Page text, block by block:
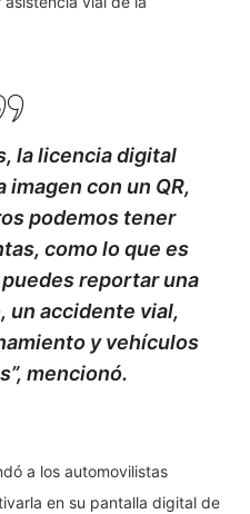
la licencia digital
imagen con un QR,
podemos tener
como lo que es
reportar una
un accidente vial,
y vehículos
mencionó.
a los automovilistas
en su pantalla digital de